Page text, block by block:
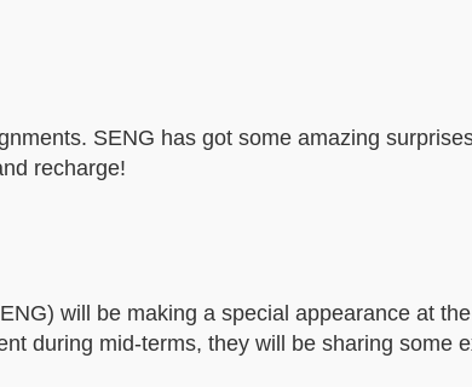
SENG has got some amazing
recharge!
will be making a special appearance at the
during mid-terms, they will be sharing some